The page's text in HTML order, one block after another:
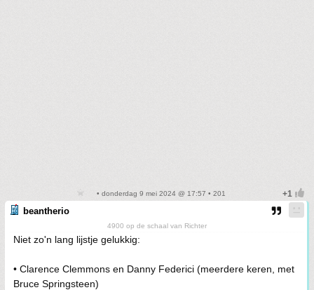
• donderdag 9 mei 2024 @ 17:57 • 201
beantherio
4900 op de schaal van Richter
Niet zo'n lang lijstje gelukkig:
• Clarence Clemmons en Danny Federici (meerdere keren, met
Bruce Springsteen)